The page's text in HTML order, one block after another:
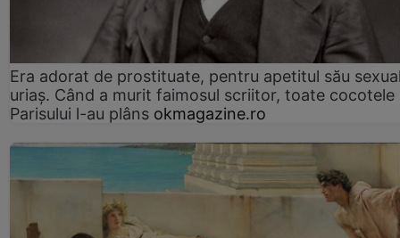
Era adorat de prostituate, pentru apetitul său
uriaș. Când a murit faimosul scriitor, toate cocotele
Parisului l-au plâns okmagazine.ro